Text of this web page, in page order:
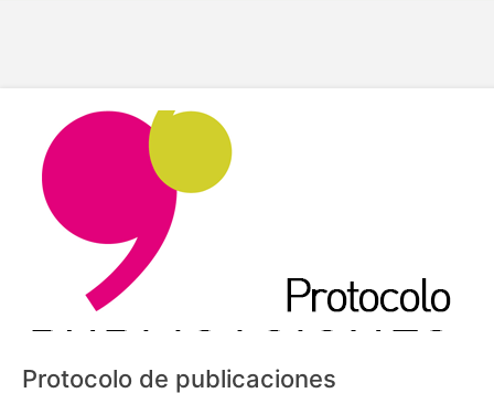
Protocolo de publicaciones